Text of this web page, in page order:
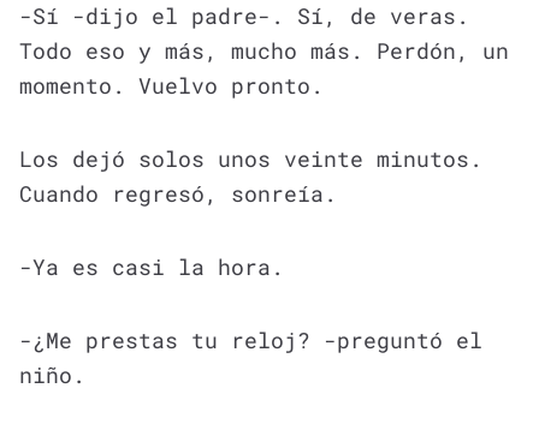
-Sí -dijo el padre-. Sí, de veras.
Todo eso y más, mucho más. Perdón, un
momento. Vuelvo pronto.
Los dejó solos unos veinte minutos.
Cuando regresó, sonreía.
-Ya es casi la hora.
-¿Me prestas tu reloj? -preguntó el
niño.